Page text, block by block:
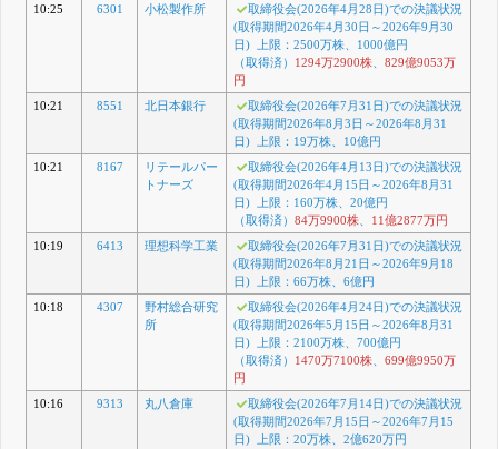
10:25
6301 小松製作所
取締役会(2026年4月28日)での決議状況
(取得期間2026年4月30日～2026年9月30
日) 上限：2500万株、1000億円
（取得済）
1294万2900株、 829億9053万
円
10:21
8551 北日本銀行
取締役会(2026年7月31日)での決議状況
(取得期間2026年8月3日～2026年8月31
日) 上限：19万株、10億円
10:21
8167
リテールパー
トナーズ
取締役会(2026年4月13日)での決議状況
(取得期間2026年4月15日～2026年8月31
日) 上限：160万株、20億円
（取得済） 84万9900株、
11億2877万円
10:19
6413 理想科学工業
取締役会(2026年7月31日)での決議状況
(取得期間2026年8月21日～2026年9月18
日) 上限：66万株、6億円
10:18
4307
野村総合研究
所
取締役会(2026年4月24日)での決議状況
(取得期間2026年5月15日～2026年8月31
日) 上限：2100万株、700億円
（取得済）
1470万7100株、 699億9950万
円
10:16
9313 丸八倉庫
取締役会(2026年7月14日)での決議状況
(取得期間2026年7月15日～2026年7月15
日) 上限：20万株、2億620万円